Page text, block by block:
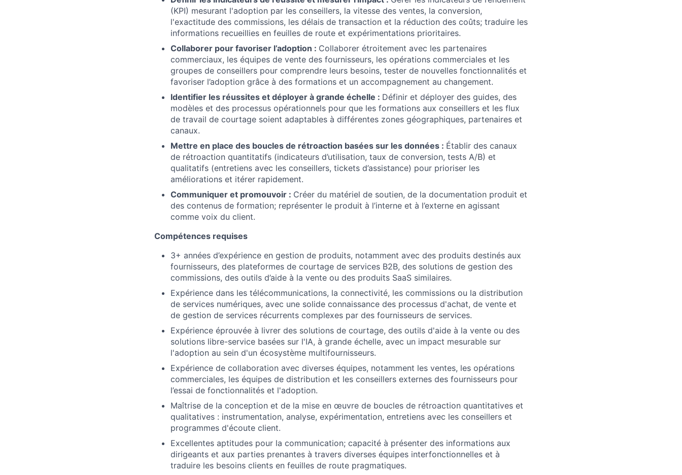
(KPI) mesurant l'adoption par les conseillers, la vitesse des ventes, la conversion,
l'exactitude des commissions, les délais de transaction et la réduction des coûts; traduire les
informations recueillies en feuilles de route et expérimentations prioritaires.
Collaborer pour favoriser l’adoption : Collaborer étroitement avec les partenaires
commerciaux, les équipes de vente des fournisseurs, les opérations commerciales et les
groupes de conseillers pour comprendre leurs besoins, tester de nouvelles fonctionnalités et
favoriser l’adoption grâce à des formations et un accompagnement au changement.
Identifier les réussites et déployer à grande échelle : Définir et déployer des guides, des
modèles et des processus opérationnels pour que les formations aux conseillers et les flux
de travail de courtage soient adaptables à différentes zones géographiques, partenaires et
canaux.
Mettre en place des boucles de rétroaction basées sur les données : Établir des canaux
de rétroaction quantitatifs (indicateurs d’utilisation, taux de conversion, tests A/B) et
qualitatifs (entretiens avec les conseillers, tickets d’assistance) pour prioriser les
améliorations et itérer rapidement.
Communiquer et promouvoir : Créer du matériel de soutien, de la documentation produit et
des contenus de formation; représenter le produit à l’interne et à l’externe en agissant
comme voix du client.
Compétences requises
3+ années d’expérience en gestion de produits, notamment avec des produits destinés aux
fournisseurs, des plateformes de courtage de services B2B, des solutions de gestion des
commissions, des outils d’aide à la vente ou des produits SaaS similaires.
Expérience dans les télécommunications, la connectivité, les commissions ou la distribution
de services numériques, avec une solide connaissance des processus d'achat, de vente et
de gestion de services récurrents complexes par des fournisseurs de services.
Expérience éprouvée à livrer des solutions de courtage, des outils d'aide à la vente ou des
solutions libre-service basées sur l'IA, à grande échelle, avec un impact mesurable sur
l'adoption au sein d'un écosystème multifournisseurs.
Expérience de collaboration avec diverses équipes, notamment les ventes, les opérations
commerciales, les équipes de distribution et les conseillers externes des fournisseurs pour
l’essai de fonctionnalités et l'adoption.
Maîtrise de la conception et de la mise en œuvre de boucles de rétroaction quantitatives et
qualitatives : instrumentation, analyse, expérimentation, entretiens avec les conseillers et
programmes d'écoute client.
Excellentes aptitudes pour la communication; capacité à présenter des informations aux
dirigeants et aux parties prenantes à travers diverses équipes interfonctionnelles et à
traduire les besoins clients en feuilles de route pragmatiques.